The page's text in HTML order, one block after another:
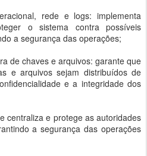
rede e logs: implementa
o sistema contra possíveis
a segurança das operações;
de chaves e arquivos: garante que
e arquivos sejam distribuídos de
e a integridade dos
centraliza e protege as autoridades
a segurança das operações